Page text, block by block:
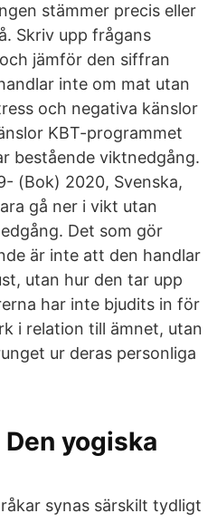
stämmer precis eller
Skriv upp frågans
jämför den siffran
inte om mat utan
och negativa känslor
KBT-programmet
bestående viktnedgång.
(Bok) 2020, Svenska,
gå ner i vikt utan
Det som gör
är inte att den handlar
utan hur den tar upp
har inte bjudits in för
i relation till ämnet, utan
ur deras personliga
yogiska
synas särskilt tydligt